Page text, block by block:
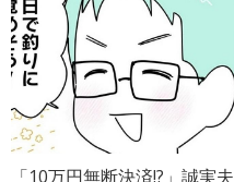
「10万円無断決済!?」誠実夫